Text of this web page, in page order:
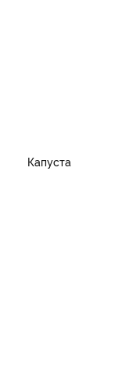
Капуста